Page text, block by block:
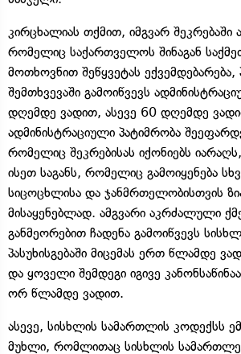
კირცხალიას თქმით, იმგვარ შეკრებაში
რომელიც საქართველოს შინაგან
მოთხოვნით შეწყვეტას ექვემდებარება,
შემთხვევაში გამოიწვევს
დღემდე ვადით, ასევე 60 დღემდე
ადმინისტრაციული პატიმრობა
რომელიც შეკრებისას იქონიებს
ისეთ საგანს, რომელიც გამოიყენება
სიცოცხლისა და ჯანმრთელობისთვის
მისაყენებლად. ამგვარი აკრძალული
განმეორებით ჩადენა გამოიწვევს
პასუხისგებაში მიცემას ერთ წლამდე
და ყოველი შემდეგი იგივე
ორ წლამდე ვადით.
ასევე, სისხლის სამართლის კოდექსს
მუხლი, რომლითაც სისხლის